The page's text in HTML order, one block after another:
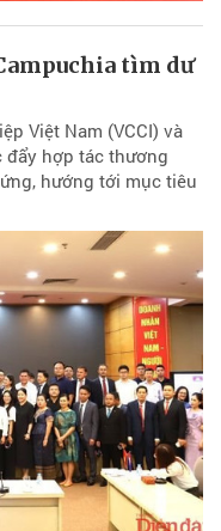
tìm dư
Việt Nam (VCCI) và
đẩy hợp tác thương
hướng tới mục tiêu